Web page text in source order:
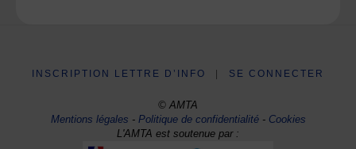
INSCRIPTION LETTRE D’INFO SE CONNECTER
© AMTA
Mentions légales -Politique de confidentialité- Cookies
L'AMTA est soutenue par :